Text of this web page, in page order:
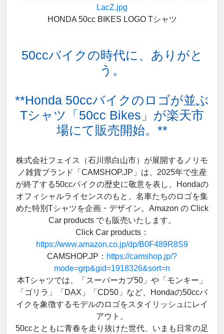
LacZ.jpg
HONDA 50cc BIKES LOGO Tシャツ
50ccバイクの時代に、ありがと
う。
**Honda 50ccバイクのロゴが並ぶ
Tシャツ「50cc Bikes」が楽天市
場にて販売開始。**
株式会社フェイス（石川県白山市）が展開するノリモ
ノ雑貨ブランド「CAMSHOP.JP」は、2025年で生産
が終了する50ccバイクの歴史に敬意を表し、Hondaの
オフィシャルライセンスのもと、名車たちのロゴを集
めた特別Tシャツを企画・デザイン。Amazon の Click
Car products でも販売いたします。
Click Car products：
https://www.amazon.co.jp/dp/B0F489R8S9
CAMSHOP.JP： https://camshop.jp/?
mode=grp&gid=1918326&sort=n
本Tシャツでは、「スーパーカブ50」や「モンキー」
「ゴリラ」「DAX」「CD50」など、Hondaの50ccバ
イクを象徴するモデルのロゴをスタイリッシュにレイ
アウト。
50ccとともに青春を走り抜けた世代、いまも日常の足